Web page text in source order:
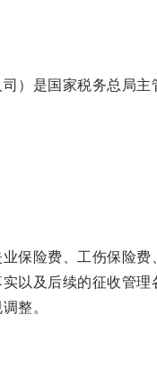
）是国家税务总局
保险费、工伤保险
以及后续的征收管
整。